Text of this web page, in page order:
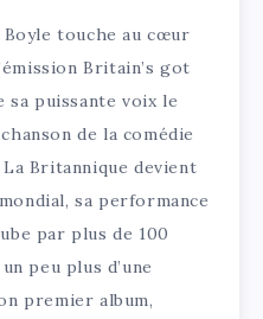
Boyle touche au cœur
Britain’s got
puissante voix le
de la comédie
Britannique devient
sa performance
par plus de 100
peu plus d’une
premier album,